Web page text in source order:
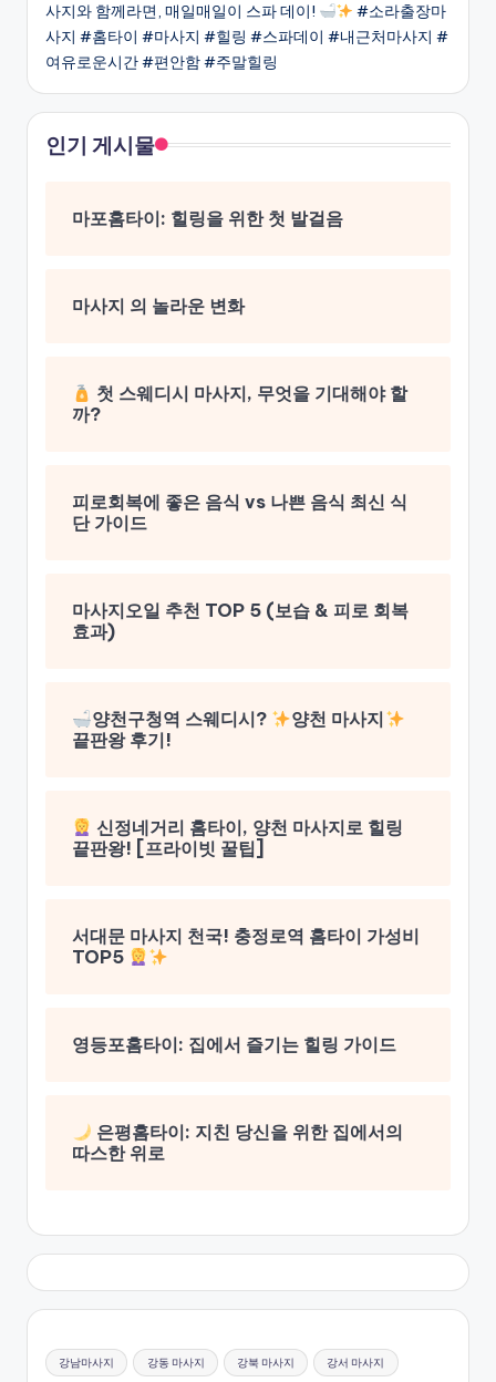
사지와 함께라면, 매일매일이 스파 데이!
#소라출장마
사지 #홈타이 #마사지 #힐링 #스파데이 #내근처마사지 #
여유로운시간 #편안함 #주말힐링
인기 게시물
마포홈타이: 힐링을 위한 첫 발걸음
마사지 의 놀라운 변화
첫 스웨디시 마사지, 무엇을 기대해야 할
까?
피로회복에 좋은 음식 vs 나쁜 음식 최신 식
단 가이드
마사지오일 추천 TOP 5 (보습 & 피로 회복
효과)
양천구청역 스웨디시?
양천 마사지
끝판왕 후기!
신정네거리 홈타이, 양천 마사지로 힐링
끝판왕! [프라이빗 꿀팁]
서대문 마사지 천국! 충정로역 홈타이 가성비
TOP5
영등포홈타이: 집에서 즐기는 힐링 가이드
은평홈타이: 지친 당신을 위한 집에서의
따스한 위로
강남마사지 강동 마사지 강북 마사지 강서 마사지